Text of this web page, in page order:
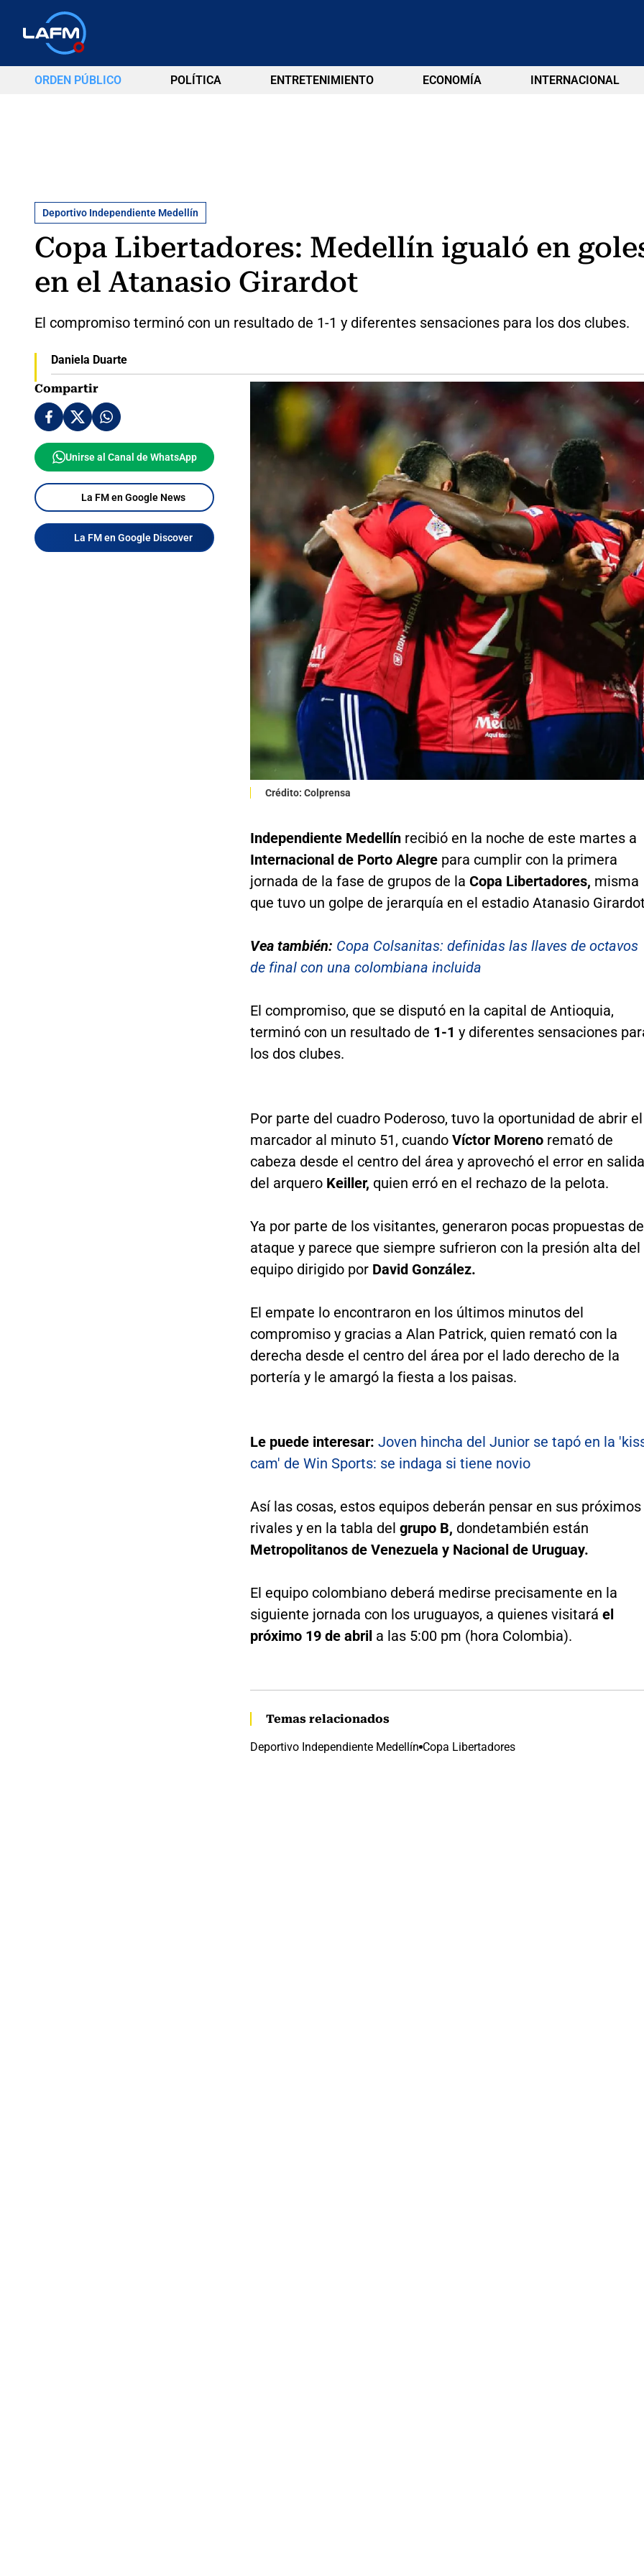
ORDEN PÚBLICO POLÍTICA ENTRETENIMIENTO ECONOMÍA INTERNACIONAL
Deportivo Independiente Medellín
Copa Libertadores: Medellín igualó en
en el Atanasio Girardot
El compromiso terminó con un resultado de 1-1 y diferentes sensaciones para los dos clubes.
Daniela Duarte
Compartir
Unirse al Canal de WhatsApp
La FM en Google News
La FM en Google Discover
Crédito: Colprensa
Independiente Medellín recibió en la noche de este martes a
Internacional de Porto Alegre para cumplir con la primera
jornada de la fase de grupos de la Copa Libertadores, misma
que tuvo un golpe de jerarquía en el estadio Atanasio
Vea también: Copa Colsanitas: definidas las llaves de octavos
de final con una colombiana incluida
El compromiso, que se disputó en la capital de Antioquia,
terminó con un resultado de 1-1 y diferentes sensaciones
los dos clubes.
Por parte del cuadro Poderoso, tuvo la oportunidad de abrir el
marcador al minuto 51, cuando Víctor Morenoremató de
cabeza desde el centro del área y aprovechó el error en salida
del arquero Keiller, quien erró en el rechazo de la pelota.
Ya por parte de los visitantes, generaron pocas propuestas de
ataque y parece que siempre sufrieron con la presión alta del
equipo dirigido por David González.
El empate lo encontraron en los últimos minutos del
compromiso y gracias a Alan Patrick, quien remató con la
derecha desde el centro del área por el lado derecho de la
portería y le amargó la fiesta a los paisas.
Le puede interesar: Joven hincha del Junior se tapó en la
cam' de Win Sports: se indaga si tiene novio
Así las cosas, estos equipos deberán pensar en sus próximos
rivales y en la tabla del grupo B, dondetambién están
Metropolitanos de Venezuela y Nacional de Uruguay.
El equipo colombiano deberá medirse precisamente en la
siguiente jornada con los uruguayos, a quienes visitará el
próximo 19 de abril a las 5:00 pm (hora Colombia).
Temas relacionados
Deportivo Independiente Medellín Copa Libertadores